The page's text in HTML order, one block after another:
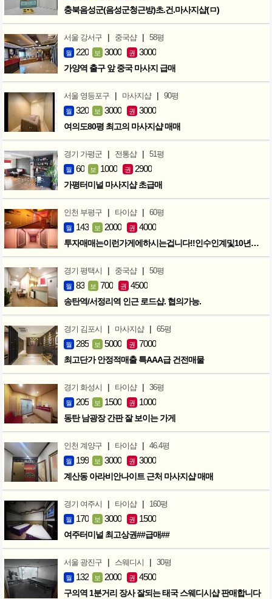
충북음성군(음성군청근방)초.건.마사지샵(ㅁ)
서울 강서구 | 중국샵 | 58평
월 220 보 3000 권 3000
가양역 출구 앞 중국 마사지 급매
서울 영등포구 | 마사지샵 | 90평
월 320 보 3000 권 3000
여의도80평 최고의 마사지샵 매매
경기 가평군 | 전통샵 | 51평
월 60 보 1000 권 2900
가평터미널 마사지샵 초급매
인천 부평구 | 타이샵 | 60평
월 143 보 2000 권 4000
투자매매는이런가게에하시는겁니다!!인수인계및10년노하우 모두승계
경기 평택시 | 중국샵 | 50평
월 83 보 700 권 4500
송탄역/서정리역 인근 로드샵. 협의가능.
경기 김포시 | 마사지샵 | 65평
월 285 보 5000 권 7000
최고단가 안정적매출 특AAA급 건전매물
경기 화성시 | 타이샵 | 36평
월 205 보 1500 권 1000
동탄 남광장 간판 잘 보이는 가게
인천 계양구 | 타이샵 | 46.4평
월 199 보 3000 권 3000
계산동 아라비안나이트 근처 마사지샵 매매
경기 여주시 | 타이샵 | 160평
월 170 보 3000 권 1500
여주터미널 최고상권##급매##
서울 광진구 | 스웨디시 | 30평
월 132 보 2000 권 4500
구의역 1분거리 장사 잘되는 태국 스웨디시샵 판매합니다